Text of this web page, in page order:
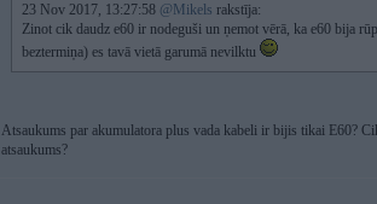
23 Nov 2017, 13:27:58 @Mikels rakstīja:
Zinot cik daudz e60 ir nodeguši un ņemot vērā, ka e60 bija
beztermiņa) es tavā vietā garumā nevilktu
Atsaukums par akumulatora plus vada kabeli ir bijis tikai E60?
atsaukums?